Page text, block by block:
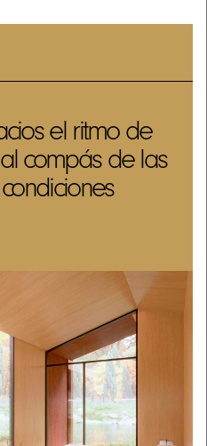
el ritmo de
compás de las